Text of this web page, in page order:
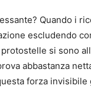
Quando i
escludendo
si sono
abbastanza
forza invisibile